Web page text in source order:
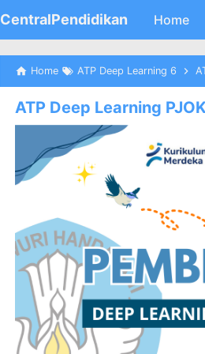
CentralPendidikan Home
Home ATP Deep Learning 6
ATP Deep Learning